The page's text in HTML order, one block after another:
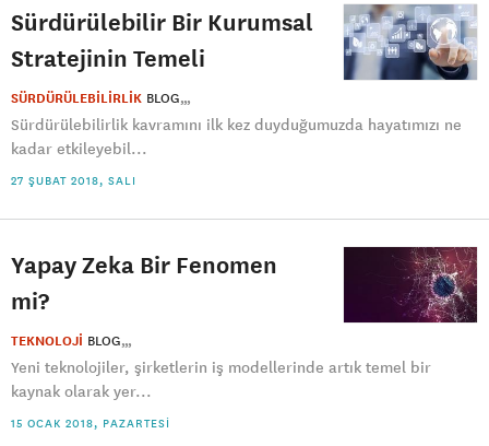
Sürdürülebilir Bir Kurumsal
Stratejinin Temeli
SÜRDÜRÜLEBİLİRLİK BLOG
Sürdürülebilirlik kavramını ilk kez duyduğumuzda hayatımızı ne
kadar etkileyebil...
27 ŞUBAT 2018, SALI
Yapay Zeka Bir Fenomen
mi?
TEKNOLOJİ BLOG
Yeni teknolojiler, şirketlerin iş modellerinde artık temel bir
kaynak olarak yer...
15 OCAK 2018, PAZARTESI